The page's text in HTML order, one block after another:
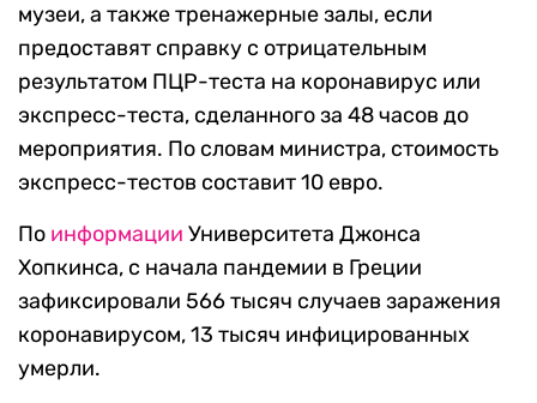
музеи, а также тренажерные залы, если
предоставят справку с отрицательным
результатом ПЦР-теста на коронавирус или
экспресс-теста, сделанного за 48 часов до
мероприятия. По словам министра, стоимость
экспресс-тестов составит 10 евро.
По информации Университета Джонса
Хопкинса, с начала пандемии в Греции
зафиксировали 566 тысяч случаев заражения
коронавирусом, 13 тысяч инфицированных
умерли.